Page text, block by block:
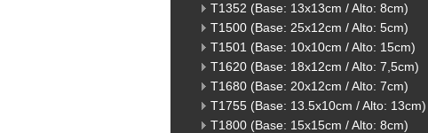
T1352 (Base: 13x13cm / Alto: 8cm)
T1500 (Base: 25x12cm / Alto: 5cm)
T1501 (Base: 10x10cm / Alto: 15cm)
T1620 (Base: 18x12cm / Alto: 7,5cm)
T1680 (Base: 20x12cm / Alto: 7cm)
T1755 (Base: 13.5x10cm / Alto: 13cm)
T1800 (Base: 15x15cm / Alto: 8cm)